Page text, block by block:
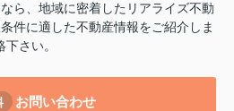
ら、地域に密着したリアライズ不動
件に適した不動産情報をご紹介しま
さい。
お問い合わせ